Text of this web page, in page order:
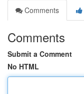
Comments
Comments
Submit a Comment
No HTML